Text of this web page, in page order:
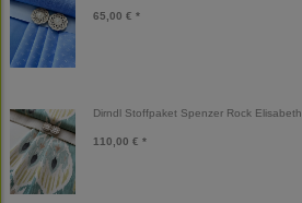
65,00 € *
Dirndl Stoffpaket Spenzer Rock Elisabeth
110,00 € *